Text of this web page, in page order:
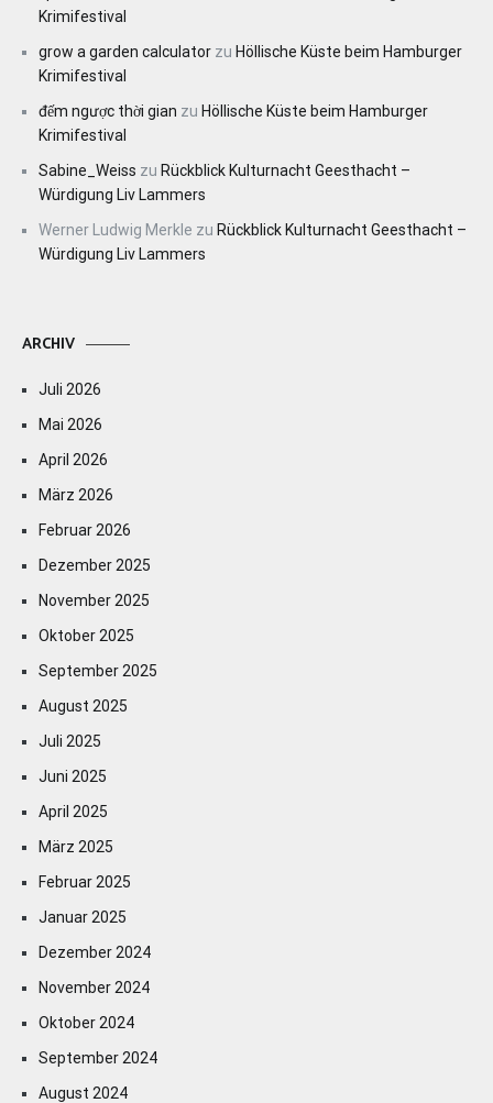
Krimifestival
grow a garden calculator zu Höllische Küste beim Hamburger
Krimifestival
đếm ngược thời gian zu Höllische Küste beim Hamburger
Krimifestival
Sabine_Weiss zu Rückblick Kulturnacht Geesthacht –
Würdigung Liv Lammers
Werner Ludwig Merkle zu Rückblick Kulturnacht Geesthacht –
Würdigung Liv Lammers
ARCHIV
Juli 2026
Mai 2026
April 2026
März 2026
Februar 2026
Dezember 2025
November 2025
Oktober 2025
September 2025
August 2025
Juli 2025
Juni 2025
April 2025
März 2025
Februar 2025
Januar 2025
Dezember 2024
November 2024
Oktober 2024
September 2024
August 2024